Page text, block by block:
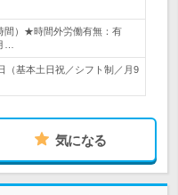
間）★時間外労働有無：有
…
（基本土日祝／シフト制／月9
気になる